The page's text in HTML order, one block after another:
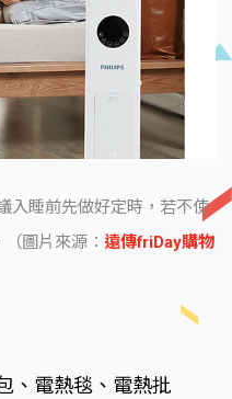
入睡前先做好定時，若不使
圖片來源： 遠傳friDay購物
、電熱毯、電熱批